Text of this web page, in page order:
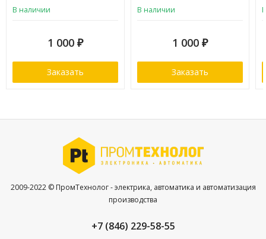
В наличии
1 000 ₽
Заказать
В наличии
1 000 ₽
Заказать
2009-2022 © ПромТехнолог - электрика, автоматика и автоматизация
производства
+7 (846) 229-58-55